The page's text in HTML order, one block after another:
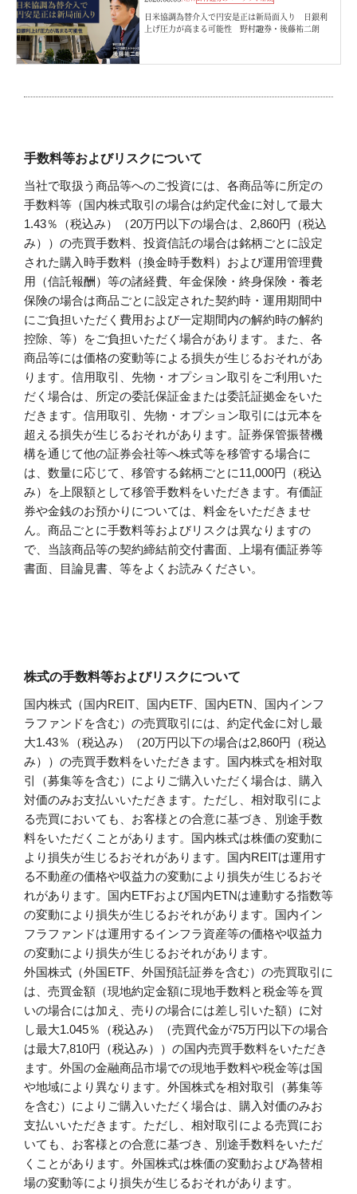
日米協調為替介入で円安是正は新局面入り 日銀利
上げ圧力が高まる可能性 野村證券・後藤祐二朗
手数料等およびリスクについて
当社で取扱う商品等へのご投資には、各商品等に所定の
手数料等（国内株式取引の場合は約定代金に対して最大
1.43％（税込み）（20万円以下の場合は、2,860円（税込
み））の売買手数料、投資信託の場合は銘柄ごとに設定
された購入時手数料（換金時手数料）および運用管理費
用（信託報酬）等の諸経費、年金保険・終身保険・養老
保険の場合は商品ごとに設定された契約時・運用期間中
にご負担いただく費用および一定期間内の解約時の解約
控除、等）をご負担いただく場合があります。また、各
商品等には価格の変動等による損失が生じるおそれがあ
ります。信用取引、先物・オプション取引をご利用いた
だく場合は、所定の委託保証金または委託証拠金をいた
だきます。信用取引、先物・オプション取引には元本を
超える損失が生じるおそれがあります。証券保管振替機
構を通じて他の証券会社等へ株式等を移管する場合に
は、数量に応じて、移管する銘柄ごとに11,000円（税込
み）を上限額として移管手数料をいただきます。有価証
券や金銭のお預かりについては、料金をいただきませ
ん。商品ごとに手数料等およびリスクは異なりますの
で、当該商品等の契約締結前交付書面、上場有価証券等
書面、目論見書、等をよくお読みください。
株式の手数料等およびリスクについて
国内株式（国内REIT、国内ETF、国内ETN、国内インフ
ラファンドを含む）の売買取引には、約定代金に対し最
大1.43％（税込み）（20万円以下の場合は2,860円（税込
み））の売買手数料をいただきます。国内株式を相対取
引（募集等を含む）によりご購入いただく場合は、購入
対価のみお支払いいただきます。ただし、相対取引によ
る売買においても、お客様との合意に基づき、別途手数
料をいただくことがあります。国内株式は株価の変動に
より損失が生じるおそれがあります。国内REITは運用す
る不動産の価格や収益力の変動により損失が生じるおそ
れがあります。国内ETFおよび国内ETNは連動する指数等
の変動により損失が生じるおそれがあります。国内イン
フラファンドは運用するインフラ資産等の価格や収益力
の変動により損失が生じるおそれがあります。
外国株式（外国ETF、外国預託証券を含む）の売買取引に
は、売買金額（現地約定金額に現地手数料と税金等を買
いの場合には加え、売りの場合には差し引いた額）に対
し最大1.045％（税込み）（売買代金が75万円以下の場合
は最大7,810円（税込み））の国内売買手数料をいただき
ます。外国の金融商品市場での現地手数料や税金等は国
や地域により異なります。外国株式を相対取引（募集等
を含む）によりご購入いただく場合は、購入対価のみお
支払いいただきます。ただし、相対取引による売買にお
いても、お客様との合意に基づき、別途手数料をいただ
くことがあります。外国株式は株価の変動および為替相
場の変動等により損失が生じるおそれがあります。